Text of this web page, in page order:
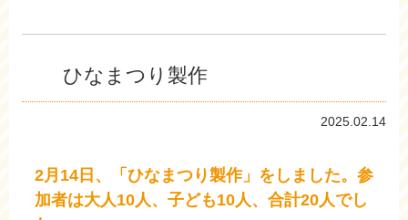
ひなまつり製作
2025.02.14
2月14日、「ひなまつり製作」をしました。参
加者は大人10人、子ども10人、合計20人でし